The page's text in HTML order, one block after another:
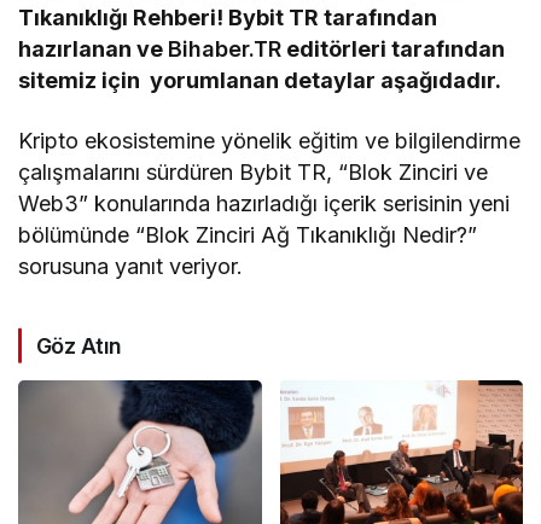
Tıkanıklığı Rehberi! Bybit TR tarafından
hazırlanan ve Bihaber.TR editörleri tarafından
sitemiz için yorumlanan detaylar aşağıdadır.
Kripto ekosistemine yönelik eğitim ve bilgilendirme
çalışmalarını sürdüren Bybit TR, “Blok Zinciri ve
Web3” konularında hazırladığı içerik serisinin yeni
bölümünde “Blok Zinciri Ağ Tıkanıklığı Nedir?”
sorusuna yanıt veriyor.
Göz Atın